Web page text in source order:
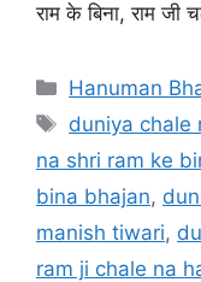
राम के बिना, राम जी
Categories
Hanuman
Tags
duniya chale
na shri ram ke
bina bhajan,
manish tiwari,
ram ji chale na